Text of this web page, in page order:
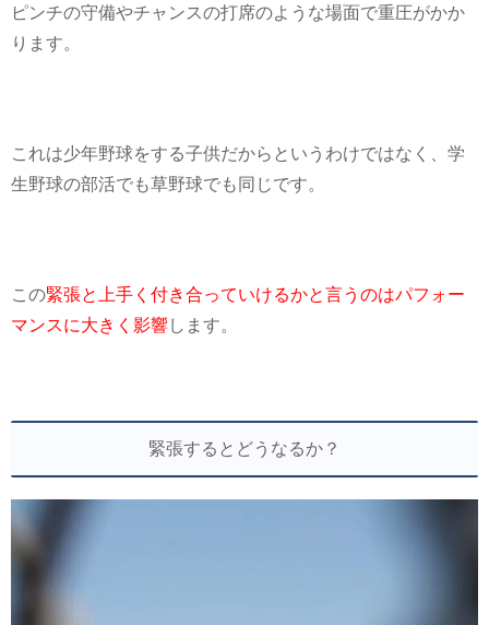
ピンチの守備やチャンスの打席のような場面で重圧がかか
ります。
これは少年野球をする子供だからというわけではなく、学
生野球の部活でも草野球でも同じです。
この緊張と上手く付き合っていけるかと言うのはパフォー
マンスに大きく影響します。
緊張するとどうなるか？